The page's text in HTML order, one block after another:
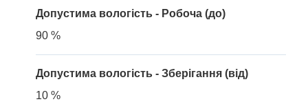
Допустима вологість - Робоча (до)
90 %
Допустима вологість - Зберігання (від)
10 %